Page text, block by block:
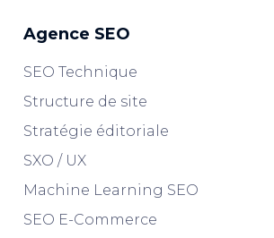
Agence SEO
SEO Technique
Structure de site
Stratégie éditoriale
SXO / UX
Machine Learning SEO
SEO E-Commerce